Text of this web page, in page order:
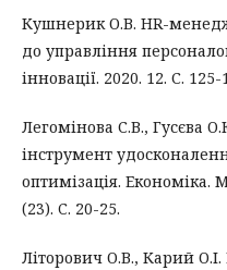
Кушнерик О.В. HR-
до управління
інновації. 2020. 12. С. 125-
Легомінова С.В., Гусєва
інструмент
оптимізація. Економіка.
(23). C. 20-25.
Літорович О.В., Карий